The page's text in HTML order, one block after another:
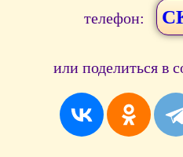
телефон:
или поделиться в